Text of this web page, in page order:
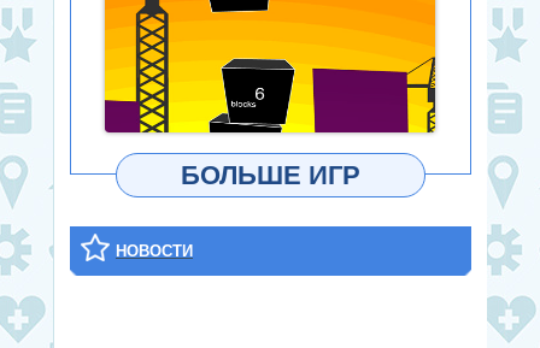
ИГРАТЬ
БОЛЬШЕ ИГР
НОВОСТИ